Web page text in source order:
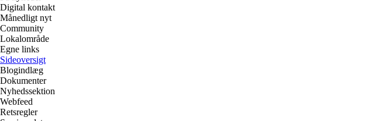
Digital kontakt
Månedligt nyt
Community
Lokalområde
Egne links
Sideoversigt
Blogindlæg
Dokumenter
Nyhedssektion
Webfeed
Retsregler